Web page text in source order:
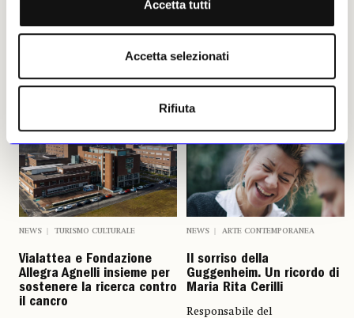
Accetta tutti
Accetta selezionati
Rifiuta
Altri articoli dell'autore
NEWS TURISMO CULTURALE
Vialattea e Fondazione
Allegra Agnelli insieme per
sostenere la ricerca contro
il cancro
NEWS ARTE CONTEMPORANEA
Il sorriso della
Guggenheim. Un ricordo di
Maria Rita Cerilli
Responsabile del